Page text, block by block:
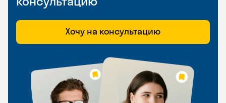
Хочу на консультацию